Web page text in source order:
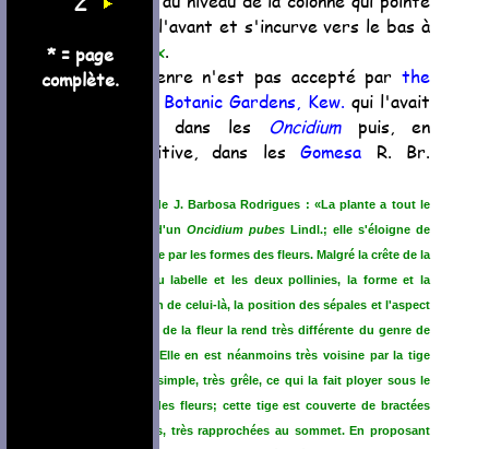
* = page
complète.
vers l'avant et s'incurve vers le bas à
apex.
Ce genre n'est pas accepté par the
Royal Botanic Gardens, Kew. qui l'avait
placé dans les Oncidiumpuis, en
définitive, dans lesGomesa R. Br.
Notes de J. Barbosa Rodrigues : «La plante a tout le
facies d'un Oncidium pubes Lindl.; elle s'éloigne de
ce genre par les formes des fleurs. Malgré la crête de la
base du labelle et les deux pollinies, la forme et la
position de celui-là, la position des sépales et l'aspect
général de la fleur la rend très différente du genre de
Swarz. Elle en est néanmoins très voisine par la tige
florale simple, très grêle, ce qui la fait ployer sous le
poids des fleurs; cette tige est couverte de bractées
longues, très rapprochées au sommet. En proposant